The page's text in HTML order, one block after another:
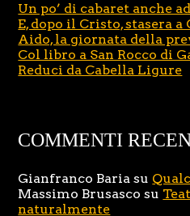
Un po’ di cabaret anche
E, dopo il Cristo, stasera
Aido, la giornata della
Col libro a San Rocco di
Reduci da Cabella Ligure
COMMENTI
Gianfranco Baria su
Massimo Brusasco su
naturalmente